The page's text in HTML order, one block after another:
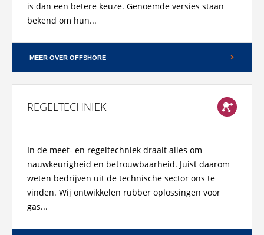
is dan een betere keuze. Genoemde versies staan
bekend om hun...
MEER OVER OFFSHORE
REGELTECHNIEK
In de meet- en regeltechniek draait alles om
nauwkeurigheid en betrouwbaarheid. Juist daarom
weten bedrijven uit de technische sector ons te
vinden. Wij ontwikkelen rubber oplossingen voor
gas...